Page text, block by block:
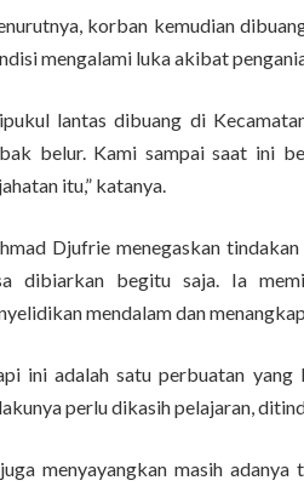
korban kemudian
mengalami luka akibat
lantas dibuang di
belur. Kami sampai saat ini
itu,” katanya.
Djufrie menegaskan
dibiarkan begitu saja. Ia
mendalam dan
ini adalah satu perbuatan
perlu dikasih pelajaran,
menyayangkan masih